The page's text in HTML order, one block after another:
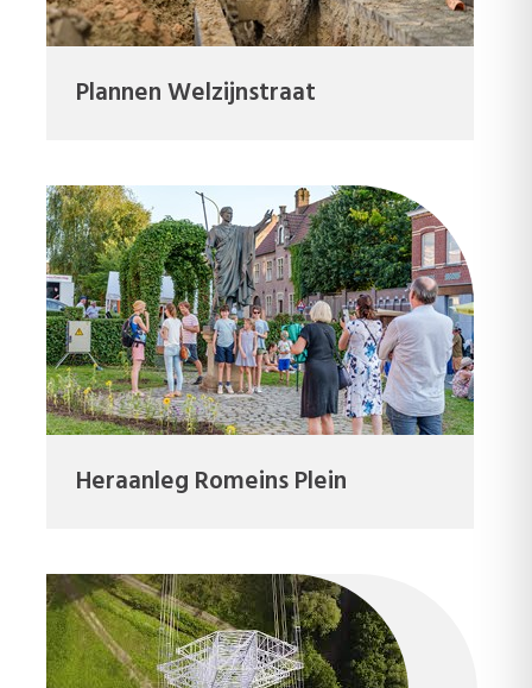
Plannen Welzijnstraat
Heraanleg Romeins Plein